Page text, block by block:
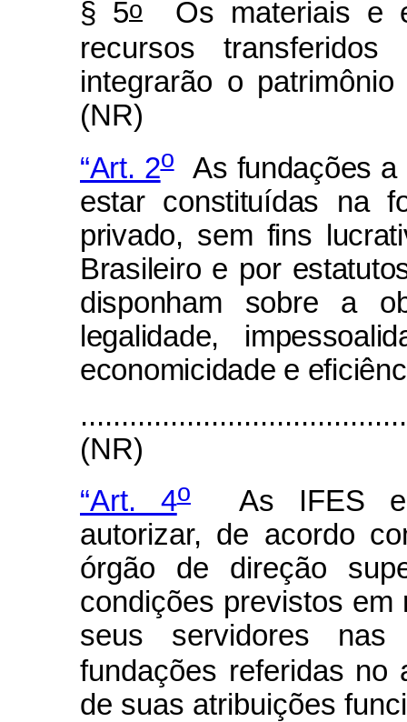
§ 5o
Os materiais e
recursos
integrarão o
(NR)
“Art. 2oAs fundações a
estar constituídas na
privado, sem fins
Brasileiro e por
disponham sobre a
legalidade,
economicidade e
(NR)
“Art. 4oAs IFES e
autorizar, de acordo
órgão de direção
condições previstos em
seus servidores nas
fundações referidas no
de suas atribuições